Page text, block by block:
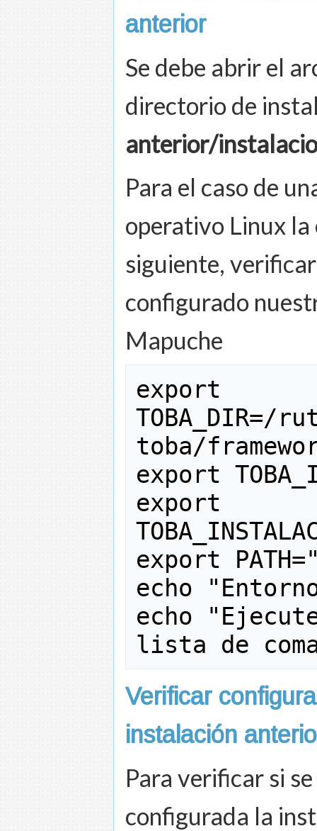
anterior
Se debe abrir el
directorio de
anterior/
Para el caso de
operativo Linux
siguiente,
configurado
Mapuche
export
TOBA_DIR=/
toba/
export
export
export
PATH=
echo
echo
lista de
Verificar
instalación
Para verificar si
configurada la